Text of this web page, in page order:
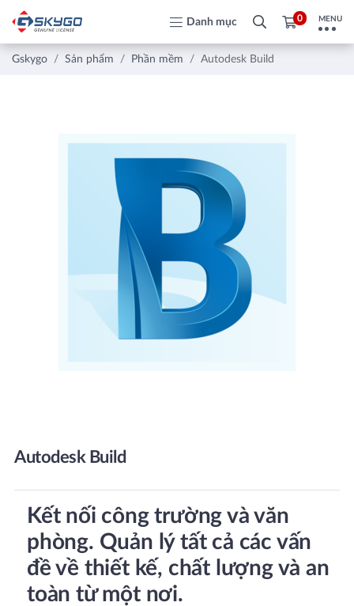
Danh mục 0 MENU
Gskygo Sản phẩm Phần mềm Autodesk Build
Autodesk Build
Kết nối công trường và văn
phòng. Quản lý tất cả các vấn
đề về thiết kế, chất lượng và an
toàn từ một nơi.